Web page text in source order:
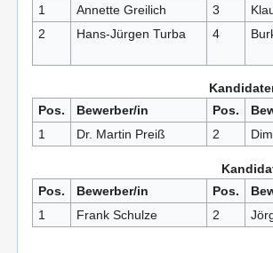
1
Annette Greilich 3
2
Hans-Jürgen Turba 4
Pos.
Bewerber/in Pos.
1
Dr. Martin Preiß 2
Pos.
Bewerber/in Pos.
1
Frank Schulze 2